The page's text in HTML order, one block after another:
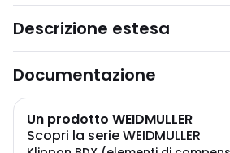
Descrizione estesa
Documentazione
Un prodotto WEIDMULLER
Scopri la serie WEIDMULLER